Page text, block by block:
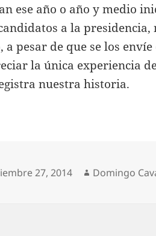
ese año o año y medio
a la
a pesar de que se los
la única experiencia
nuestra historia.
27, 2014 Autor
Domingo